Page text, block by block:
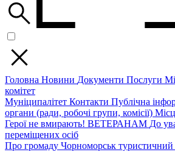
Головна Новини Документи Послуги
комітет
Муніципалітет Контакти Публічна
органи (ради, робочі групи, комісії)
Герої не вмирають! ВЕТЕРАНАМ До
переміщених осіб
Про громаду Чорноморськ туристичний